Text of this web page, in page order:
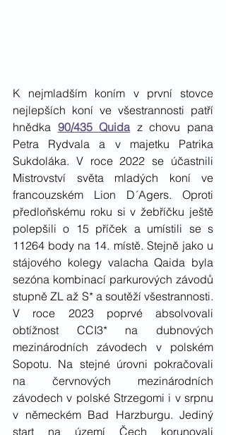
K nejmladším koním v první stovce
nejlepších koní ve všestrannosti patří
hnědka 90/435 Quida z chovu pana
Petra Rydvala a v majetku Patrika
Sukdoláka. V roce 2022 se účastnili
Mistrovství světa mladých koní ve
francouzském Lion D´Agers. Oproti
předloňskému roku si v žebříčku ještě
polepšili o 15 příček a umístili se s
11264 body na 14. místě. Stejně jako u
stájového kolegy valacha Qaida byla
sezóna kombinací parkurových závodů
stupně ZL až S* a soutěží všestrannosti.
V roce 2023 poprvé absolvovali
obtížnost CCI3* na dubnových
mezinárodních závodech v polském
Sopotu. Na stejné úrovni pokračovali
na červnových mezinárodních
závodech v polské Strzegomi i v srpnu
v německém Bad Harzburgu. Jediný
start na území Čech korunovali